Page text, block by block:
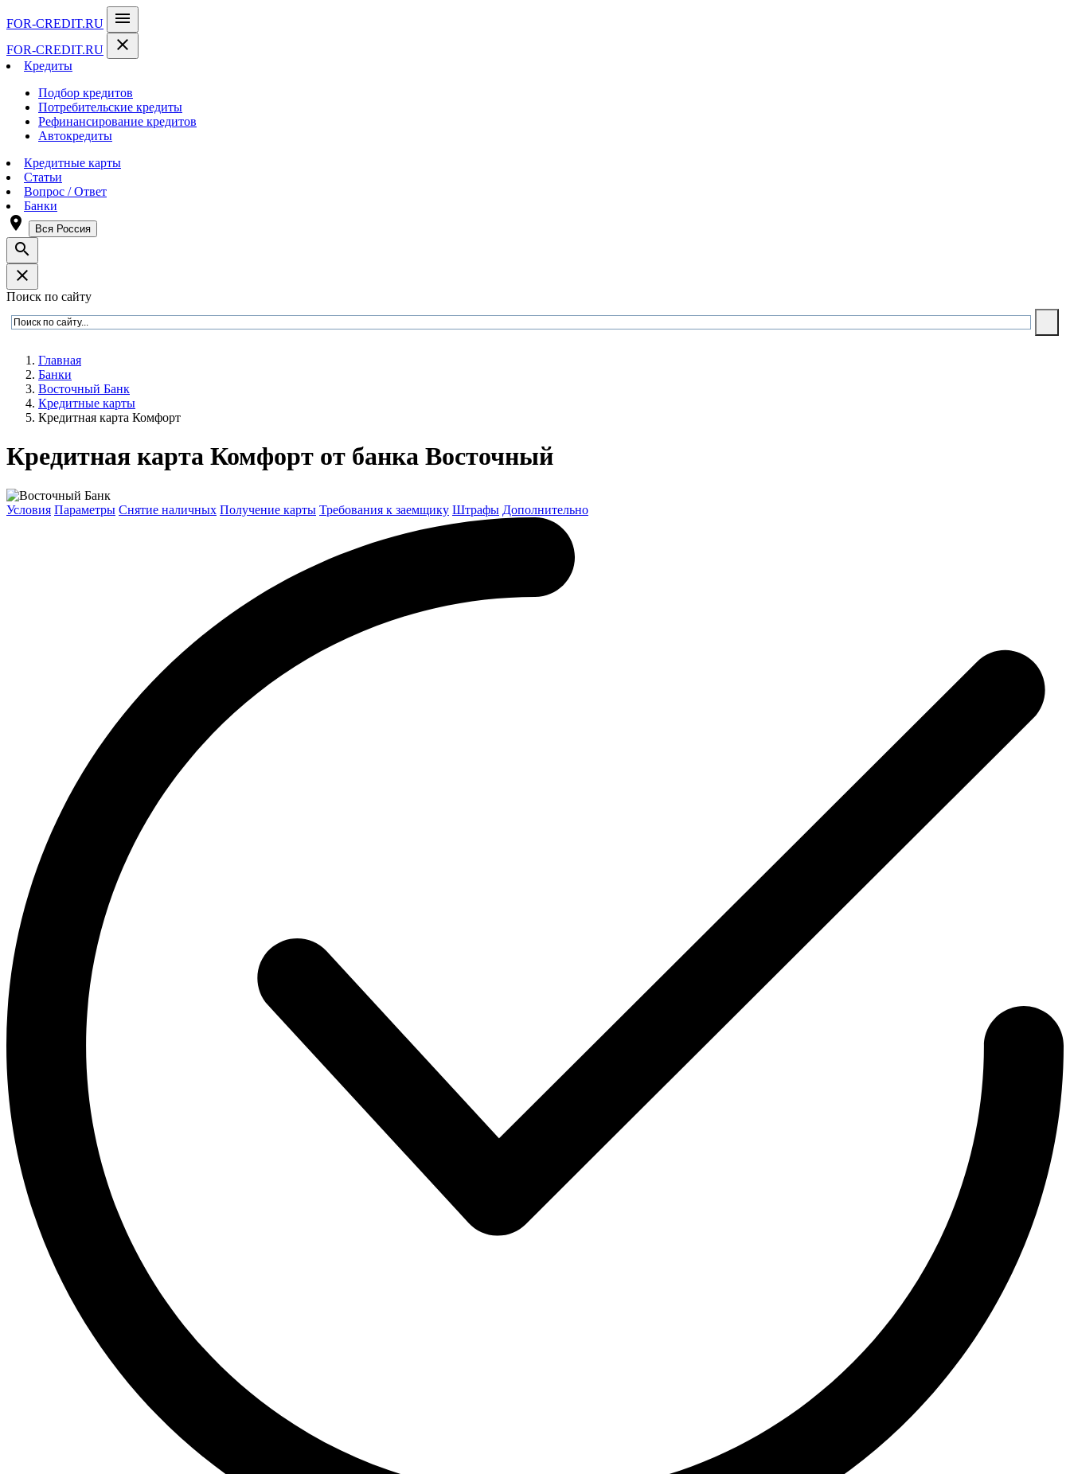
FOR-CREDIT.RU menu
FOR-CREDIT.RU close
Кредиты
Подбор кредитов
Потребительские кредиты
Рефинансирование кредитов
Автокредиты
Кредитные карты
Статьи
Вопрос / Ответ
Банки
room Вся Россия
search
close
Поиск по сайту
Главная
Банки
Восточный Банк
Кредитные карты
Кредитная карта Комфорт
Кредитная карта Комфорт от банка Восточный
Условия Параметры Снятие наличных Получение карты Требования к заемщику Штрафы Дополнительно